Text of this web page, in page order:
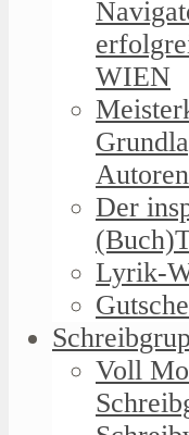
WIEN
Der
Lyrik-
Voll